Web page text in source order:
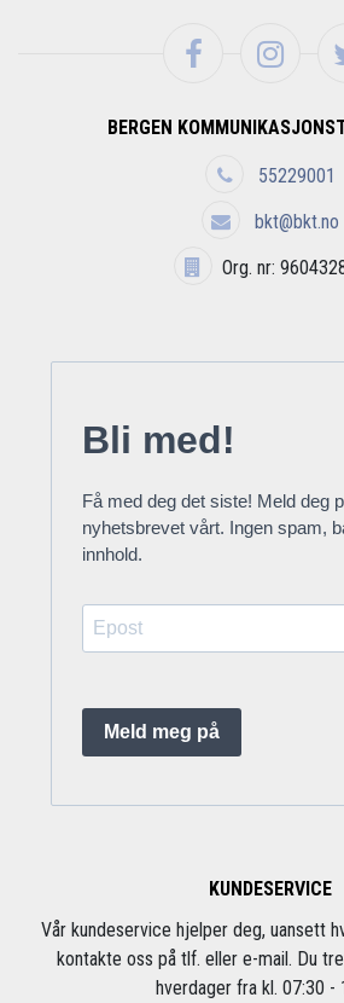
BERGEN
55229001
bkt@bkt.no
Org. nr:
Bli med!
Få med deg det siste! Meld deg
nyhetsbrevet vårt. Ingen spam,
innhold.
Meld meg på
KUNDESERVICE
Vår kundeservice hjelper deg, uansett
kontakte oss på tlf. eller e-mail. Du
hverdager fra kl. 07:30 -